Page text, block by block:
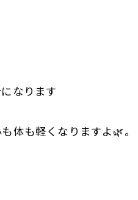
なります
体も軽くなりますよ🌿。